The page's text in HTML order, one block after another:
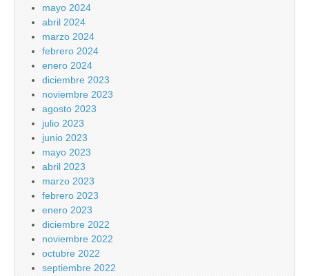
mayo 2024
abril 2024
marzo 2024
febrero 2024
enero 2024
diciembre 2023
noviembre 2023
agosto 2023
julio 2023
junio 2023
mayo 2023
abril 2023
marzo 2023
febrero 2023
enero 2023
diciembre 2022
noviembre 2022
octubre 2022
septiembre 2022